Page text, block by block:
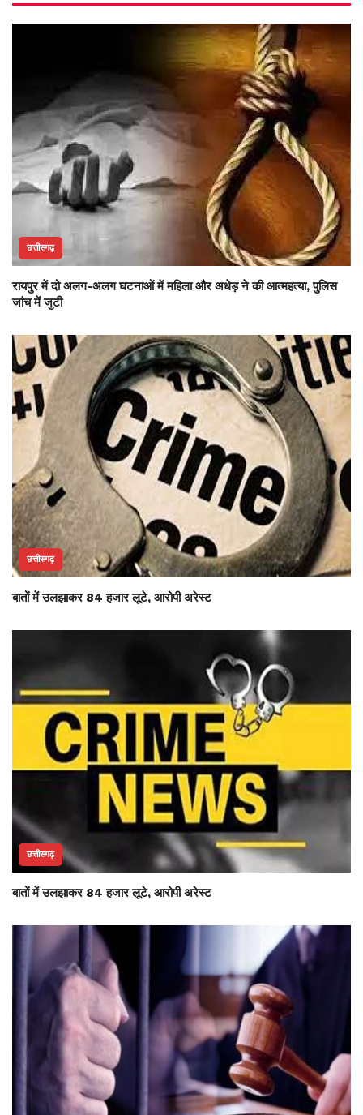
छत्तीसगढ़
रायपुर में दो अलग-अलग घटनाओं में महिला और अधेड़ ने की आत्महत्या, पुलिस
जांच में जुटी
छत्तीसगढ़
बातों में उलझाकर 84 हजार लूटे, आरोपी अरेस्ट
छत्तीसगढ़
बातों में उलझाकर 84 हजार लूटे, आरोपी अरेस्ट